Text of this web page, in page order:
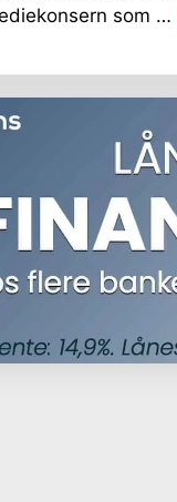
som …